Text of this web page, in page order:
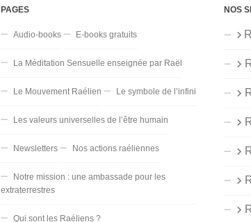
PAGES
Audio-books E-books gratuits
La Méditation Sensuelle enseignée par Raël
Le Mouvement Raélien Le symbole de l’infini
Les valeurs universelles de l’être humain
Newsletters Nos actions raéliennes
Notre mission : une ambassade pour les
extraterrestres
Qui sont les Raéliens ?
NOS